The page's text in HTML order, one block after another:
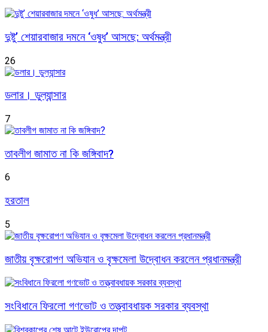
দুষ্টু’ শেয়ারবাজার দমনে ‘ওষুধ’ আসছে: অর্থমন্ত্রী
26
ডলার। ডুল্যান্সার
7
তাবলীগ জামাত না কি জঙ্গিবাদ?
6
হরতাল
5
জাতীয় বৃক্ষরোপণ অভিযান ও বৃক্ষমেলা উদ্বোধন করলেন প্রধানমন্ত্রী
সংবিধানে ফিরলো গণভোট ও তত্ত্বাবধায়ক সরকার ব্যবস্থা